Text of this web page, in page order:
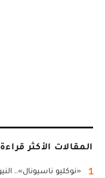
المقالات الأكثر قراءة
1 «نوكليو ناسيونال»..